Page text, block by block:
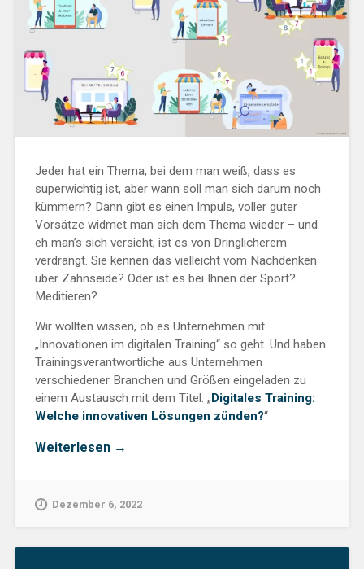
Jeder hat ein Thema, bei dem man weiß, dass es
superwichtig ist, aber wann soll man sich darum noch
kümmern? Dann gibt es einen Impuls, voller guter
Vorsätze widmet man sich dem Thema wieder – und
eh man’s sich versieht, ist es von Dringlicherem
verdrängt. Sie kennen das vielleicht vom Nachdenken
über Zahnseide? Oder ist es bei Ihnen der Sport?
Meditieren?
Wir wollten wissen, ob es Unternehmen mit
„Innovationen im digitalen Training“ so geht. Und haben
Trainingsverantwortliche aus Unternehmen
verschiedener Branchen und Größen eingeladen zu
einem Austausch mit dem Titel: „ Digitales Training:
Welche innovativen Lösungen zünden?“
Weiterlesen „Innovation
→
Dezember 6, 2022